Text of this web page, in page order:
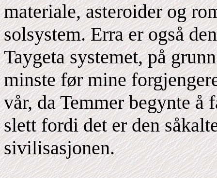
materiale, asteroider og
solsystem. Erra er også
Taygeta systemet, på
minste før mine
vår, da Temmer begynte å
slett fordi det er den
sivilisasjonen.